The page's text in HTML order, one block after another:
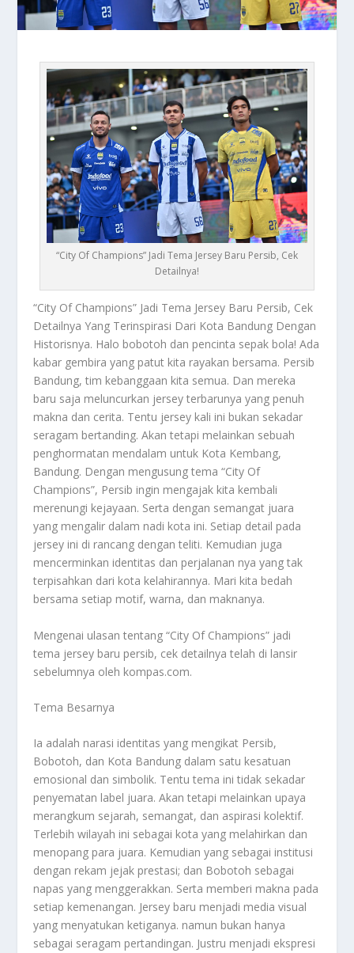
“City Of Champions” Jadi Tema Jersey Baru Persib, Cek
Detailnya!
“City Of Champions” Jadi Tema Jersey Baru Persib, Cek
Detailnya Yang Terinspirasi Dari Kota Bandung Dengan
Historisnya. Halo bobotoh dan pencinta sepak bola! Ada
kabar gembira yang patut kita rayakan bersama. Persib
Bandung, tim kebanggaan kita semua. Dan mereka
baru saja meluncurkan jersey terbarunya yang penuh
makna dan cerita. Tentu jersey kali ini bukan sekadar
seragam bertanding. Akan tetapi melainkan sebuah
penghormatan mendalam untuk Kota Kembang,
Bandung. Dengan mengusung tema“City Of
Champions”, Persib ingin mengajak kita kembali
merenungi kejayaan. Serta dengan semangat juara
yang mengalir dalam nadi kota ini. Setiap detail pada
jersey ini di rancang dengan teliti. Kemudian juga
mencerminkan identitas dan perjalanan nya yang tak
terpisahkan dari kota kelahirannya. Mari kita bedah
bersama setiap motif, warna, dan maknanya.
Mengenai ulasan tentang“City Of Champions” jadi
tema jersey baru persib, cek detailnya telah di lansir
sebelumnya oleh kompas.com.
Tema Besarnya
Ia adalah narasi identitas yang mengikat Persib,
Bobotoh, dan Kota Bandung dalam satu kesatuan
emosional dan simbolik. Tentu tema ini tidak sekadar
penyematan label juara. Akan tetapi melainkan upaya
merangkum sejarah, semangat, dan aspirasi kolektif.
Terlebih wilayah ini sebagai kota yang melahirkan dan
menopang para juara. Kemudian yang sebagai institusi
dengan rekam jejak prestasi; dan Bobotoh sebagai
napas yang menggerakkan. Serta memberi makna pada
setiap kemenangan. Jersey baru menjadi media visual
yang menyatukan ketiganya. namun bukan hanya
sebagai seragam pertandingan. Justru menjadi ekspresi